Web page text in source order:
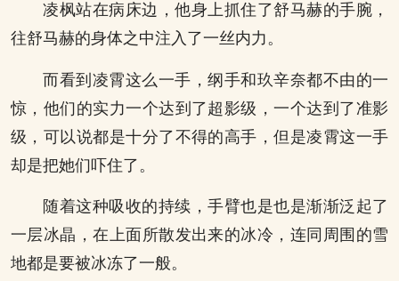
凌枫站在病床边，他身上抓住了舒马赫的手腕，
往舒马赫的身体之中注入了一丝内力。
而看到凌霄这么一手，纲手和玖辛奈都不由的一
惊，他们的实力一个达到了超影级，一个达到了准影
级，可以说都是十分了不得的高手，但是凌霄这一手
却是把她们吓住了。
随着这种吸收的持续，手臂也是也是渐渐泛起了
一层冰晶，在上面所散发出来的冰冷，连同周围的雪
地都是要被冰冻了一般。